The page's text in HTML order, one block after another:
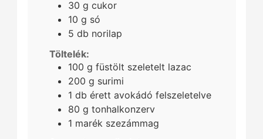
30 g cukor
10 g só
5 db norilap
Töltelék:
100 g füstölt szeletelt lazac
200 g surimi
1 db érett avokádó felszeletelve
80 g tonhalkonzerv
1 marék szezámmag